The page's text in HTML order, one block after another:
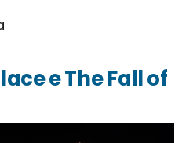
e The Fall of